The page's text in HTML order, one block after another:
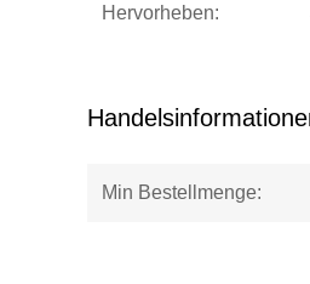
Hervorheben:
Min Bestellmenge: